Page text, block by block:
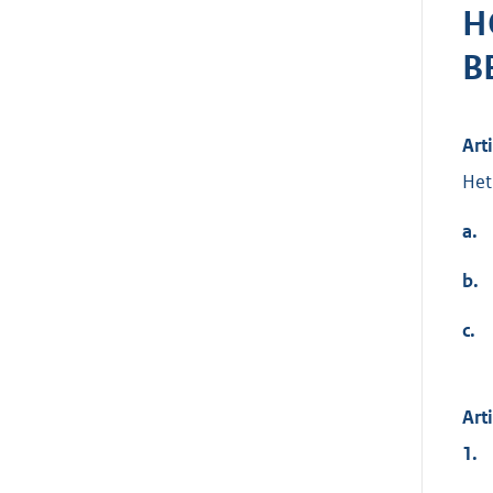
a.
b.
c.
1.